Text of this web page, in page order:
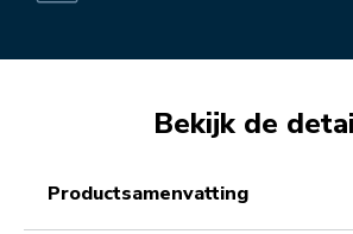
Bekijk de
productsamenvatting